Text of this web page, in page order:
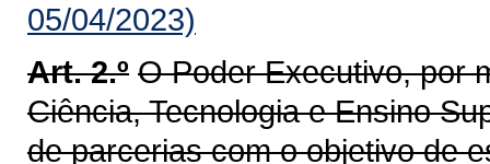
05/04/2023)
Art. 2.º O Poder Executivo, por
Ciência, Tecnologia e Ensino
de parcerias com o objetivo de